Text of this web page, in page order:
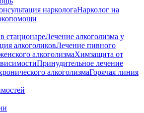
наркологаНарколог на
стационареЛечение алкоголизма у
алкоголиковЛечение пивного
алкоголизмаХимзащита от
Принудительное лечение
алкоголизмаГорячая линия